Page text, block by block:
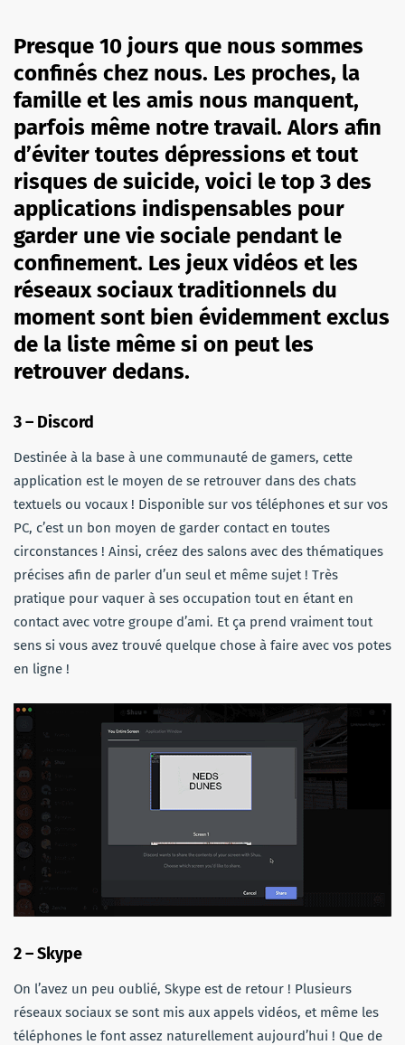
Presque 10 jours que nous sommes
confinés chez nous. Les proches, la
famille et les amis nous manquent,
parfois même notre travail. Alors afin
d’éviter toutes dépressions et tout
risques de suicide, voici le top 3 des
applications indispensables pour
garder une vie sociale pendant le
confinement. Les jeux vidéos et les
réseaux sociaux traditionnels du
moment sont bien évidemment exclus
de la liste même si on peut les
retrouver dedans.
3 – Discord
Destinée à la base à une communauté de gamers, cette
application est le moyen de se retrouver dans des chats
textuels ou vocaux ! Disponible sur vos téléphones et sur vos
PC, c’est un bon moyen de garder contact en toutes
circonstances ! Ainsi, créez des salons avec des thématiques
précises afin de parler d’un seul et même sujet ! Très
pratique pour vaquer à ses occupation tout en étant en
contact avec votre groupe d’ami. Et ça prend vraiment tout
sens si vous avez trouvé quelque chose à faire avec vos potes
en ligne !
2 – Skype
On l’avez un peu oublié, Skype est de retour ! Plusieurs
réseaux sociaux se sont mis aux appels vidéos, et même les
téléphones le font assez naturellement aujourd’hui ! Que de